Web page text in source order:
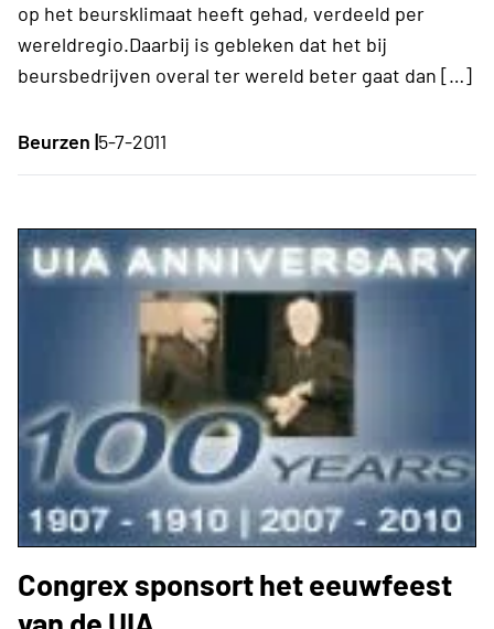
op het beursklimaat heeft gehad, verdeeld per
wereldregio.Daarbij is gebleken dat het bij
beursbedrijven overal ter wereld beter gaat dan […]
Beurzen |5-7-2011
Congrex sponsort het eeuwfeest
van de UIA